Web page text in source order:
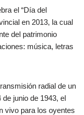
el “Día del
en 2013, la cual
del patrimonio
música, letras
radial de un
junio de 1943, el
vivo para los oyentes